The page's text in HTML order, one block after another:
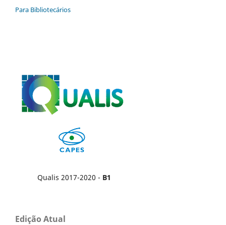
Para Bibliotecários
Qualis 2017-2020 - B1
Edição Atual